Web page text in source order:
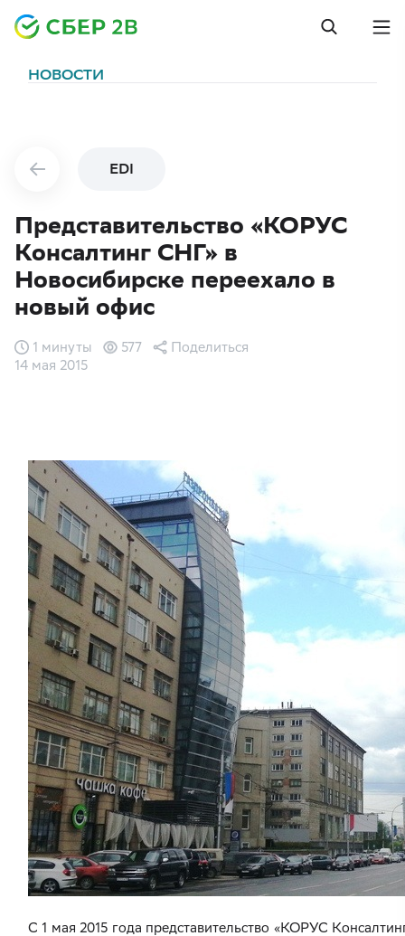
НОВОСТИ
EDI
Представительство «КОРУС
Консалтинг СНГ» в
Новосибирске переехало в
новый офис
14 мая 2015
1 минуты 577 Поделиться
С 1 мая 2015 года представительство «КОРУС